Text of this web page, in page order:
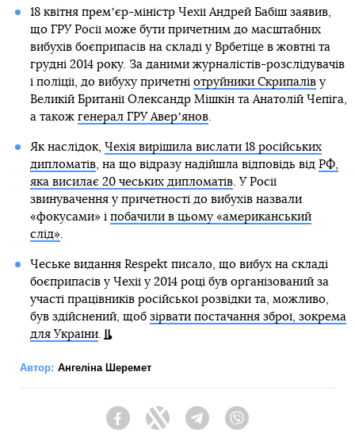
18 квітня премʼєр-міністр Чехії Андрей Бабіш заявив,
що ГРУ Росії може бути причетним до масштабних
вибухів боєприпасів на складі у Врбетіце в жовтні та
грудні 2014 року. За даними журналістів-розслідувачів
і поліції, до вибуху причетні отруйники Скрипаліву
Великій Британії Олександр Мішкін та Анатолій Чепіга,
а також генерал ГРУ Аверʼянов.
Як наслідок, Чехія вирішила вислати 18 російських
дипломатів, на що відразу надійшла відповідь від РФ,
яка висилає 20 чеських дипломатів. У Росії
звинувачення у причетності до вибухів назвали
«фокусами» і побачили в цьому «американський
слід».
Чеське видання Respekt писало, що вибух на складі
боєприпасів у Чехії у 2014 році був організований за
участі працівників російської розвідки та, можливо,
був здійснений, щоб зірвати постачання зброї, зокрема
для України.
Автор: Ангеліна Шеремет
FacebookTwitter Telegram